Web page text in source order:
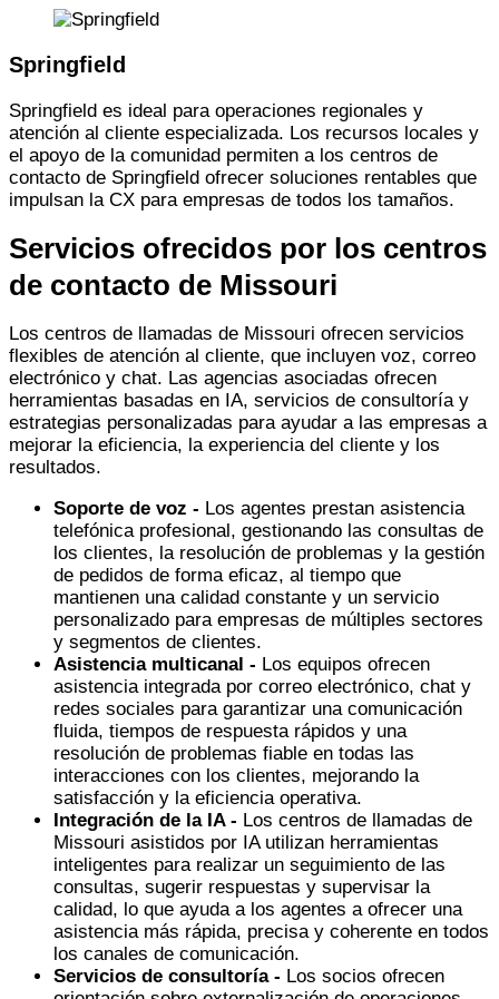
Springfield
Springfield es ideal para operaciones regionales y
atención al cliente especializada. Los recursos locales y
el apoyo de la comunidad permiten a los centros de
contacto de Springfield ofrecer soluciones rentables que
impulsan la CX para empresas de todos los tamaños.
Servicios ofrecidos por los centros
de contacto de Missouri
Los centros de llamadas de Missouri ofrecen servicios
flexibles de atención al cliente, que incluyen voz, correo
electrónico y chat. Las agencias asociadas ofrecen
herramientas basadas en IA, servicios de consultoría y
estrategias personalizadas para ayudar a las empresas a
mejorar la eficiencia, la experiencia del cliente y los
resultados.
Soporte de voz - Los agentes prestan asistencia
telefónica profesional, gestionando las consultas de
los clientes, la resolución de problemas y la gestión
de pedidos de forma eficaz, al tiempo que
mantienen una calidad constante y un servicio
personalizado para empresas de múltiples sectores
y segmentos de clientes.
Asistencia multicanal - Los equipos ofrecen
asistencia integrada por correo electrónico, chat y
redes sociales para garantizar una comunicación
fluida, tiempos de respuesta rápidos y una
resolución de problemas fiable en todas las
interacciones con los clientes, mejorando la
satisfacción y la eficiencia operativa.
Integración de la IA - Los centros de llamadas de
Missouri asistidos por IA utilizan herramientas
inteligentes para realizar un seguimiento de las
consultas, sugerir respuestas y supervisar la
calidad, lo que ayuda a los agentes a ofrecer una
asistencia más rápida, precisa y coherente en todos
los canales de comunicación.
Servicios de consultoría - Los socios ofrecen